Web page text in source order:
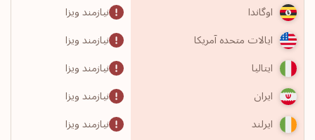
اوگاندا
نیازمند ویزا
ایالات متحده آمریکا
نیازمند ویزا
ایتالیا
نیازمند ویزا
ایران
نیازمند ویزا
ایرلند
نیازمند ویزا